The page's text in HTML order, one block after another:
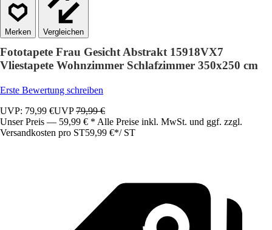
Vergleichen
Fototapete Frau Gesicht Abstrakt 15918VX7
Vliestapete Wohnzimmer Schlafzimmer 350x250 cm
Erste Bewertung schreiben
UVP: 79,99 €UVP79,99 €
Unser Preis — 59,99 € * Alle Preise inkl. MwSt. und ggf. zzgl.
Versandkosten pro ST59,99 €*/ ST